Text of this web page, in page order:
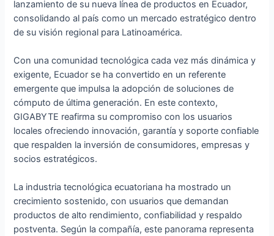
lanzamiento de su nueva línea de productos en Ecuador,
consolidando al país como un mercado estratégico dentro
de su visión regional para Latinoamérica.
Con una comunidad tecnológica cada vez más dinámica y
exigente, Ecuador se ha convertido en un referente
emergente que impulsa la adopción de soluciones de
cómputo de última generación. En este contexto,
GIGABYTE reafirma su compromiso con los usuarios
locales ofreciendo innovación, garantía y soporte confiable
que respalden la inversión de consumidores, empresas y
socios estratégicos.
La industria tecnológica ecuatoriana ha mostrado un
crecimiento sostenido, con usuarios que demandan
productos de alto rendimiento, confiabilidad y respaldo
postventa. Según la compañía, este panorama representa